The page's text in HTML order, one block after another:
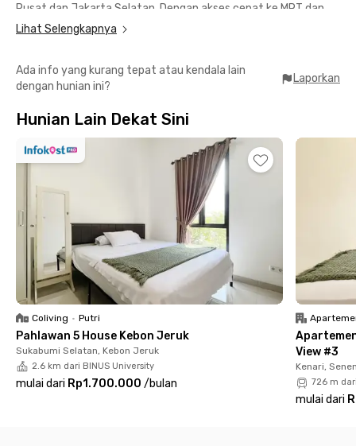
Pusat dan Jakarta Selatan. Dengan akses cepat ke MRT dan
gedung perkantoran utama, kost eksklusif Benhil ini
menawarkan solusi tinggal praktis, efisien, dan nyaman.
Setiap kamar di Rukita Mori Hause Benhil sudah fully furnished
dan siap huni, dengan konsep tinggal praktis serta fasilitas
✔ Fully furnished room
✔ Cleaning room
✔ WiFi
✔ CCTV
Lokasi Rukita Mori Hause Benhil semakin unggul karena dekat
dengan berbagai perkantoran, area bisnis, kampus, dan MRT:
📍 Gedung BRI II – 6 menit
📍 MRT Istora Mandiri – 7 menit
📍 Sampoerna Strategic Square – 13 menit
📍 MRT Bendungan Hilir (Benhil) – 14 menit
📍 Universitas Katolik Indonesia Atma Jaya – 14 menit
📍 Citywalk Sudirman – 15 menit
📍 Intiland Tower – sekitar area
Dengan lokasi strategis, fasilitas lengkap, dan konsep coliving
modern, Rukita Mori Hause Benhil menjadi pilihan tepat untuk
Lihat Selengkapnya
Ada info yang kurang tepat atau kendala lain
dengan hunian ini?
Laporkan
Hunian Lain Dekat Sini
Coliving • Putri
Pahlawan 5 House Kebon Jeruk
Sukabumi Selatan, Kebon Jeruk
2.6 km dari BINUS University
mulai dari Rp1.700.000 /bulan
View #3
Kenari,
726 m
mulai dari